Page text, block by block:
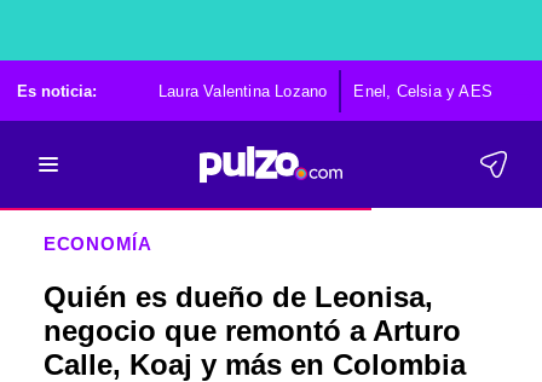
Es noticia: Laura Valentina Lozano Enel, Celsia y AES
ECONOMÍA
Quién es dueño de Leonisa,
negocio que remontó a Arturo
Calle, Koaj y más en Colombia